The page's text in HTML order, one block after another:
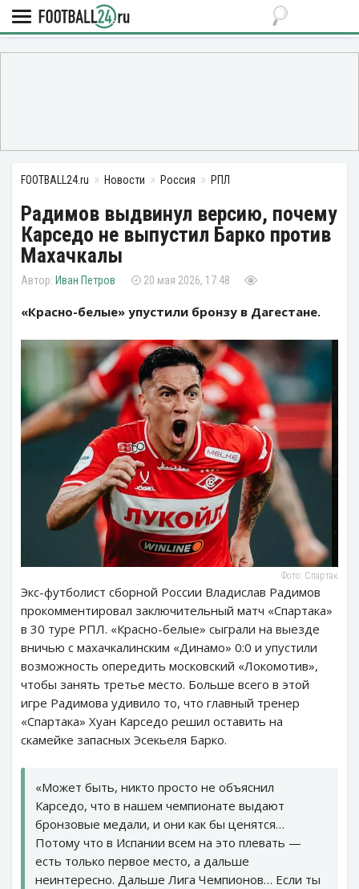
FOOTBALL24.ru Новости Россия РПЛ
Радимов выдвинул версию, почему
Карседо не выпустил Барко против
Махачкалы
Иван Петров 20 мая 2026, 17:48
«Красно-белые» упустили бронзу в Дагестане.
Фото: Спартак
Экс-футболист сборной России Владислав Радимов
прокомментировал заключительный матч «Спартака»
в 30 туре РПЛ. «Красно-белые» сыграли на выезде
вничью с махачкалинским «Динамо» 0:0 и упустили
возможность опередить московский «Локомотив»,
чтобы занять третье место. Больше всего в этой
игре Радимова удивило то, что главный тренер
«Спартака» Хуан Карседо решил оставить на
скамейке запасных Эсекьеля Барко.
«Может быть, никто просто не объяснил
Карседо, что в нашем чемпионате выдают
бронзовые медали, и они как бы ценятся…
Потому что в Испании всем на это плевать —
есть только первое место, а дальше
неинтересно. Дальше Лига Чемпионов… Если ты